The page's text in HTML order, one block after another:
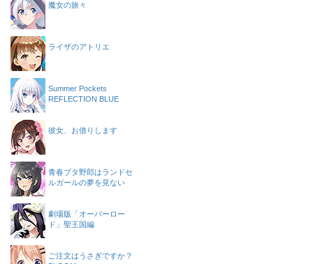
魔女の旅々
ライザのアトリエ
Summer Pockets
REFLECTION BLUE
彼女、お借りします
青春ブタ野郎はランドセ
ルガールの夢を見ない
劇場版「オーバーロー
ド」聖王国編
ご注文はうさぎですか？